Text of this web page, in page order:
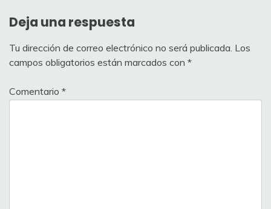
Deja una respuesta
Tu dirección de correo electrónico no será publicada. Los
campos obligatorios están marcados con *
Comentario *